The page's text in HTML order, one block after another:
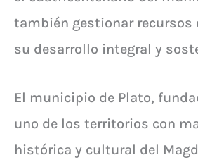
también gestionar recursos
su desarrollo integral y
El municipio de Plato,
uno de los territorios con
histórica y cultural del